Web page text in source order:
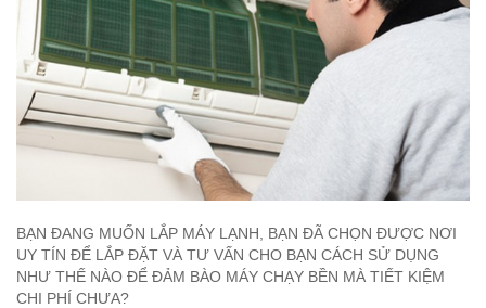
BẠN ĐANG MUỐN LẮP MÁY LẠNH, BẠN ĐÃ CHỌN ĐƯỢC NƠI
UY TÍN ĐỂ LẮP ĐẶT VÀ TƯ VẤN CHO BẠN CÁCH SỬ DỤNG
NHƯ THẾ NÀO ĐỂ ĐẢM BÀO MÁY CHẠY BỀN MÀ TIẾT KIỆM
CHI PHÍ CHƯA?